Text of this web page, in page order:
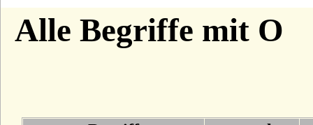
A
Alle Begriffe mit O